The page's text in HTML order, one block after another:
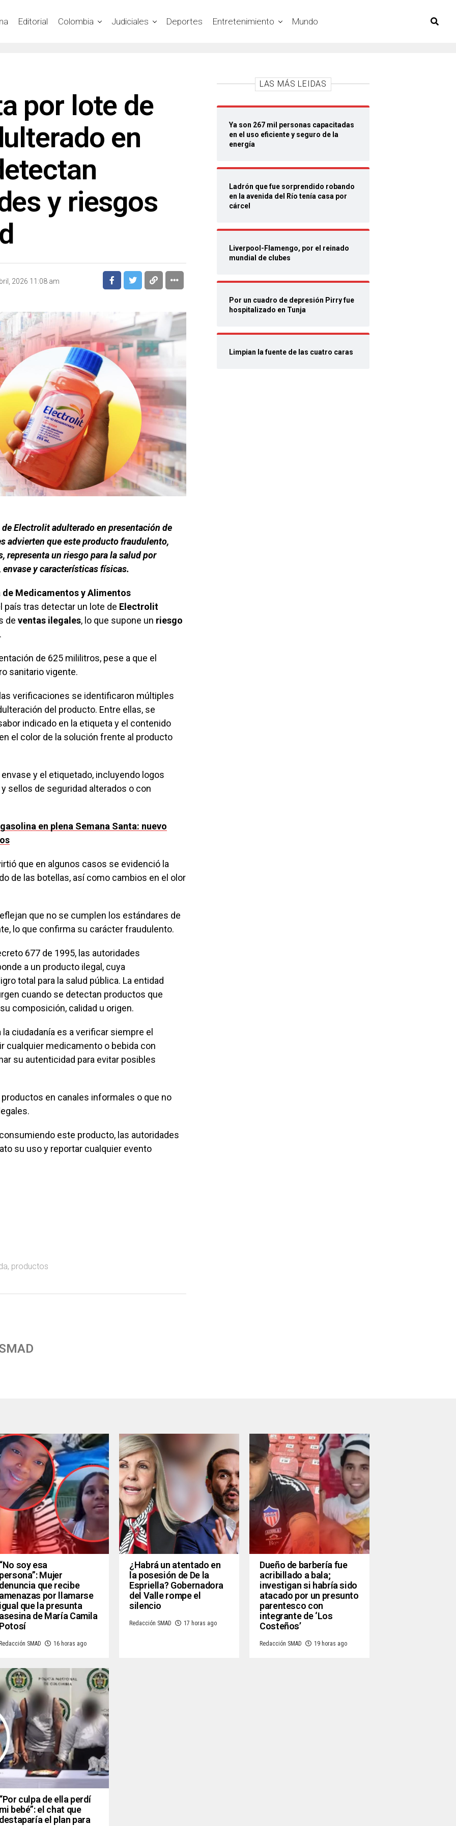
Editorial Colombia Judiciales Deportes Entretenimiento Mundo
por lote de
en
y riesgos
2026 11:08 am
Electrolit adulterado en presentación de
advierten que este producto fraudulento,
un riesgo para la salud por
y características físicas.
Medicamentos y Alimentos
país tras detectar un lote de Electrolit
de ventas ilegales, lo que supone un riesgo
de 625 mililitros, pese a que el
sanitario vigente.
verificaciones se identificaron múltiples
del producto. Entre ellas, se
indicado en la etiqueta y el contenido
el color de la solución frente al producto
y el etiquetado, incluyendo logos
sellos de seguridad alterados o con
en plena Semana Santa: nuevo
que en algunos casos se evidenció la
de las botellas, así como cambios en el olor
que no se cumplen los estándares de
lo que confirma su carácter fraudulento.
677 de 1995, las autoridades
a un producto ilegal, cuya
total para la salud pública. La entidad
cuando se detectan productos que
composición, calidad u origen.
ciudadanía es a verificar siempre el
cualquier medicamento o bebida con
su autenticidad para evitar posibles
en canales informales o que no
este producto, las autoridades
su uso y reportar cualquier evento
, productos
LAS MÁS LEIDAS
Ya son 267 mil personas capacitadas
en el uso eficiente y seguro de la
energía
Ladrón que fue sorprendido robando
en la avenida del Río tenía casa por
cárcel
Liverpool-Flamengo, por el reinado
mundial de clubes
Por un cuadro de depresión Pirry fue
hospitalizado en Tunja
Limpian la fuente de las cuatro caras
“No soy esa
persona”: Mujer
denuncia que recibe
amenazas por llamarse
igual que la presunta
asesina de María Camila
Potosí
Redacción SMAD 16 horas ago
¿Habrá un atentado en
la posesión de De la
Espriella? Gobernadora
del Valle rompe el
silencio
Redacción SMAD 17 horas ago
Dueño de barbería fue
acribillado a bala;
investigan si habría sido
atacado por un presunto
parentesco con
integrante de ‘Los
Costeños’
Redacción SMAD 19 horas ago
“Por culpa de ella perdí
mi bebé”: el chat que
destaparía el plan para